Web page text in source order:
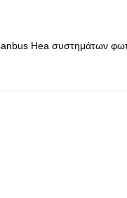
Hea συστημάτων